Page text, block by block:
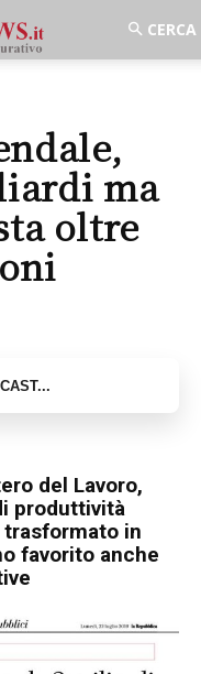
ma
oltre
del Lavoro,
produttività
in
favorito anche